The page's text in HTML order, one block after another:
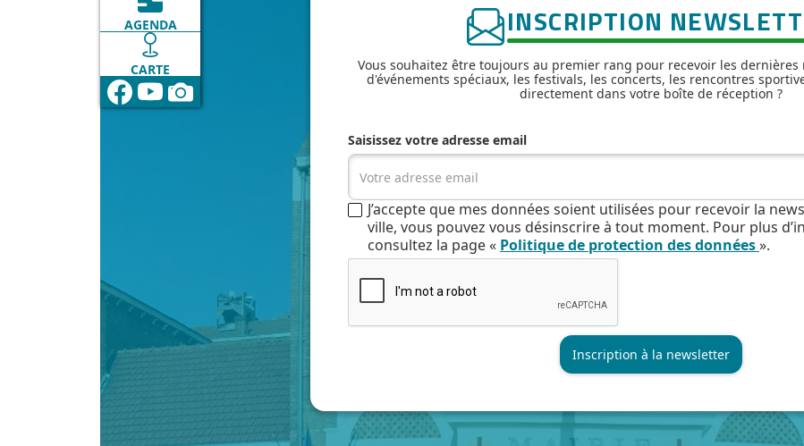
AGENDA
CARTE
INSCRIPTION
Vous souhaitez être toujours au premier rang pour recevoir les dernières
d'événements spéciaux, les festivals, les concerts, les rencontres
directement dans votre boîte de réception ?
Saisissez votre adresse email
J’accepte que mes données soient utilisées pour recevoir la
ville, vous pouvez vous désinscrire à tout moment. Pour plus
consultez la page « Politique de protection des données».